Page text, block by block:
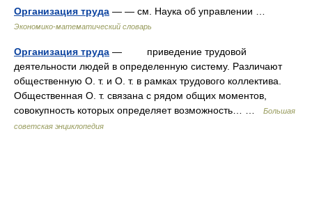
Организация труда — — см. Наука об управлении …
Экономико-математический словарь
Организация труда — приведение трудовой
деятельности людей в определенную систему. Различают
общественную О. т. и О. т. в рамках трудового коллектива.
Общественная О. т. связана с рядом общих моментов,
совокупность которых определяет возможность… …
Большая
советская энциклопедия